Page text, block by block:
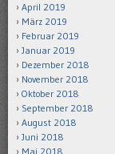
April 2019
März 2019
Februar 2019
Januar 2019
Dezember 2018
November 2018
Oktober 2018
September 2018
August 2018
Juni 2018
Mai 2018